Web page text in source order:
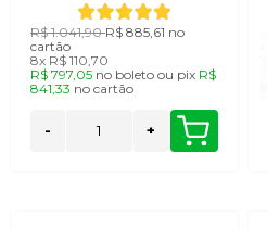
R$ 1.041,90R$ 885,61 no
cartão
8x R$ 110,70
R$ 797,05 no boletoou pix R$
841,33 no cartão
- +